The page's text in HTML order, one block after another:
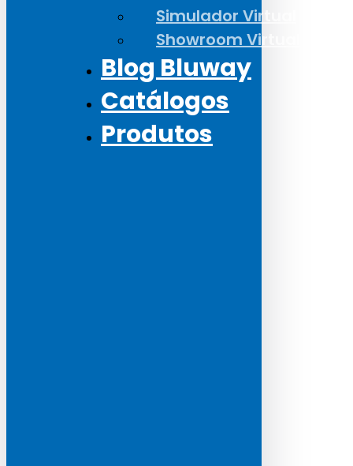
Simulador Virtual
Showroom Virtual
Blog Bluway
Catálogos
Produtos